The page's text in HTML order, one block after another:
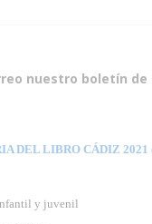
nuestro boletín
DEL LIBRO CÁDIZ 2021
y juvenil